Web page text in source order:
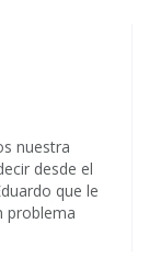
nuestra
desde el
que le
problema